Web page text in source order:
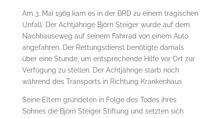
Am 3. Mai 1969 kam es in der BRD zu einem tragischen
Unfall: Der Achtjährige Björn Steiger wurde auf dem
Nachhauseweg auf seinem Fahrrad von einem Auto
angefahren. Der Rettungsdienst benötigte damals
über eine Stunde, um entsprechende Hilfe vor Ort zur
Verfügung zu stellen. Der Achtjährige starb noch
während des Transports in Richtung Krankenhaus.
Seine Eltern gründeten in Folge des Todes ihres
Sohnes die Björn Steiger Stiftung und setzten sich